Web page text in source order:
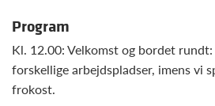
Program
Kl. 12.00: Velkomst og bordet
forskellige arbejdspladser, imens vi
frokost.